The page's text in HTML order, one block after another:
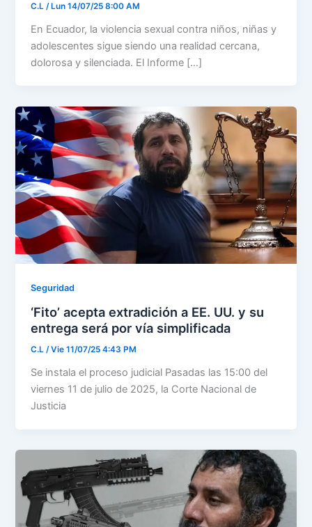
C.L /Lun 14/07/25 8:00 AM
En Ecuador, la violencia sexual contra niños, niñas y
adolescentes sigue siendo una realidad cercana,
dolorosa y silenciada. El Informe […]
Seguridad
‘Fito’ acepta extradición a EE. UU. y su
entrega será por vía simplificada
C.L /Vie 11/07/25 4:43 PM
Se instala el proceso judicial Pasadas las 15:00 del
viernes 11 de julio de 2025, la Corte Nacional de
Justicia